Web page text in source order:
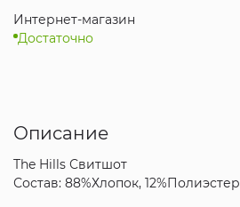
Интернет-магазин
Достаточно
Описание
The Hills Свитшот
Состав: 88%Хлопок, 12%Полиэстер